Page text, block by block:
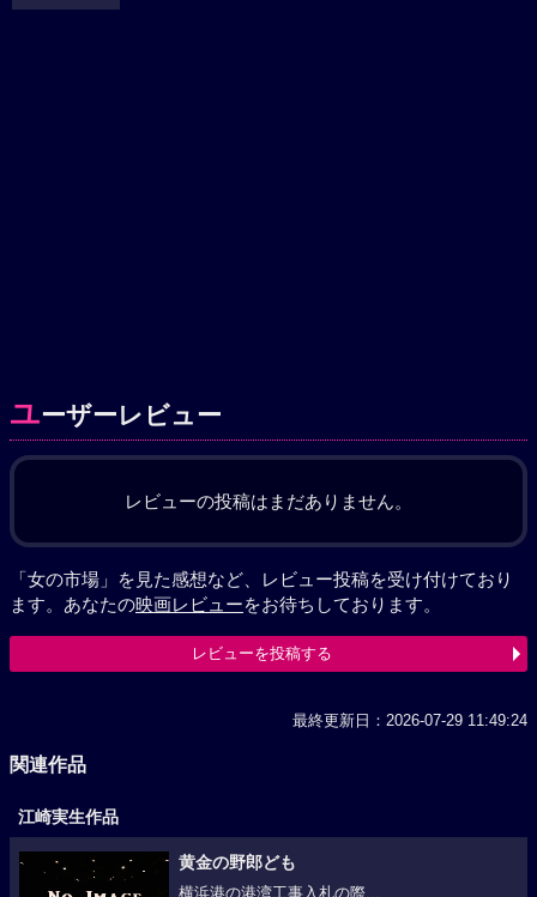
ユーザーレビュー
レビューの投稿はまだありません。
「女の市場」を見た感想など、レビュー投稿を受け付けており
ます。あなたの映画レビューをお待ちしております。
レビューを投稿する
最終更新日：2026-07-29 11:49:24
関連作品
江崎実生作品
黄金の野郎ども
横浜港の港湾工事入札の際...